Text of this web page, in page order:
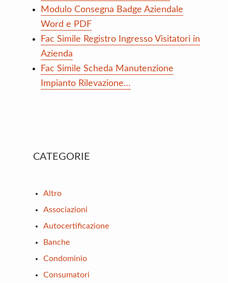
Modulo Consegna Badge Aziendale
Word e PDF
Fac Simile Registro Ingresso Visitatori in
Azienda
Fac Simile Scheda Manutenzione
Impianto Rilevazione…
Primary
CATEGORIE
Altro
Associazioni
Autocertificazione
Banche
Condominio
Consumatori